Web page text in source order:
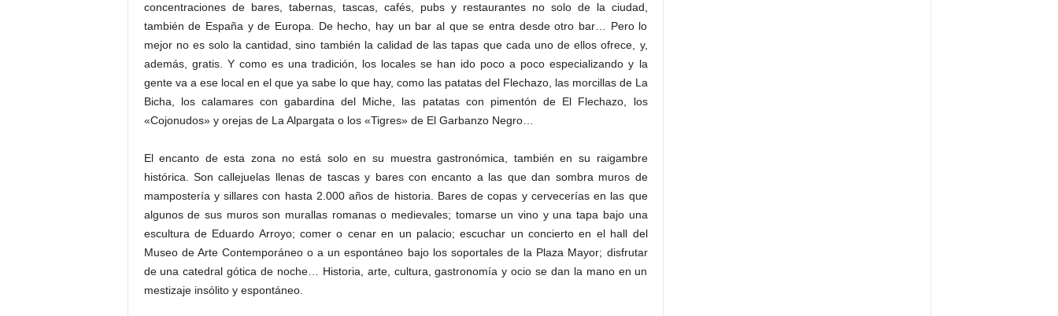
concentraciones de bares, tabernas, tascas, cafés, pubs y restaurantes no solo de la ciudad,
también de España y de Europa. De hecho, hay un bar al que se entra desde otro bar… Pero lo
mejor no es solo la cantidad, sino también la calidad de las tapas que cada uno de ellos ofrece, y,
además, gratis. Y como es una tradición, los locales se han ido poco a poco especializando y la
gente va a ese local en el que ya sabe lo que hay, como las patatas del Flechazo, las morcillas de La
Bicha, los calamares con gabardina del Miche, las patatas con pimentón de El Flechazo, los
«Cojonudos» y orejas de La Alpargata o los «Tigres» de El Garbanzo Negro…
El encanto de esta zona no está solo en su muestra gastronómica, también en su raigambre
histórica. Son callejuelas llenas de tascas y bares con encanto a las que dan sombra muros de
mampostería y sillares con hasta 2.000 años de historia. Bares de copas y cervecerías en las que
algunos de sus muros son murallas romanas o medievales; tomarse un vino y una tapa bajo una
escultura de Eduardo Arroyo; comer o cenar en un palacio; escuchar un concierto en el hall del
Museo de Arte Contemporáneo o a un espontáneo bajo los soportales de la Plaza Mayor; disfrutar
de una catedral gótica de noche… Historia, arte, cultura, gastronomía y ocio se dan la mano en un
mestizaje insólito y espontáneo.